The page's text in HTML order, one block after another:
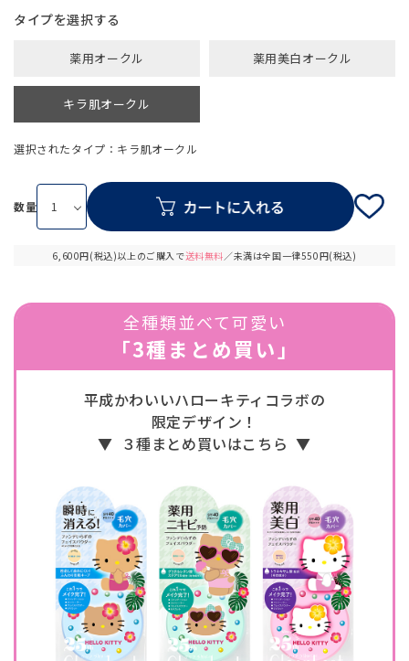
6,600円(税込)以上のご購入で送料無料／未満は全国一律550円(税込)
タイプ
薬用オークル 薬用美白オークル
キラ肌オークル
選択されたタイプ：キラ肌オークル
数量
全種類並べて可愛い
「3種まとめ買い」
平成かわいいハローキティコラボの
限定デザイン！
▼ ３種まとめ買いはこちら ▼